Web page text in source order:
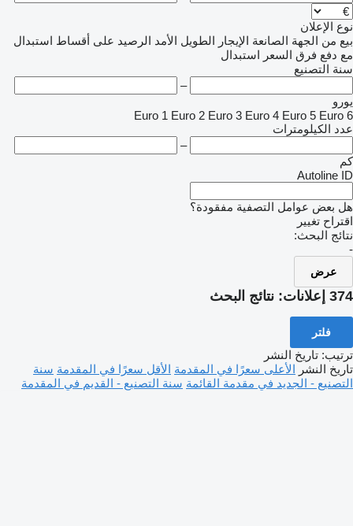
نوع الإعلان
بيع من الجهة الصانعة الإيجار الطويل الأمد الرصيد على أقساط استبدال
مع دفع فرق السعر استبدال
سنة التصنيع
–
يورو
Euro 1 Euro 2 Euro 3 Euro 4 Euro 5 Euro 6
عدد الكيلومترات
–
كم
Autoline ID
هل بعض عوامل التصفية مفقودة؟
اقتراح تغيير
نتائج البحث:
-
عرض
374 إعلانات: نتائج البحث
فلتر
ترتيب: تاريخ النشر
تاريخ النشر الأعلى سعرًا في المقدمة الأقل سعرًا في المقدمة سنة
التصنيع - الجديد في مقدمة القائمة سنة التصنيع - القديم في المقدمة